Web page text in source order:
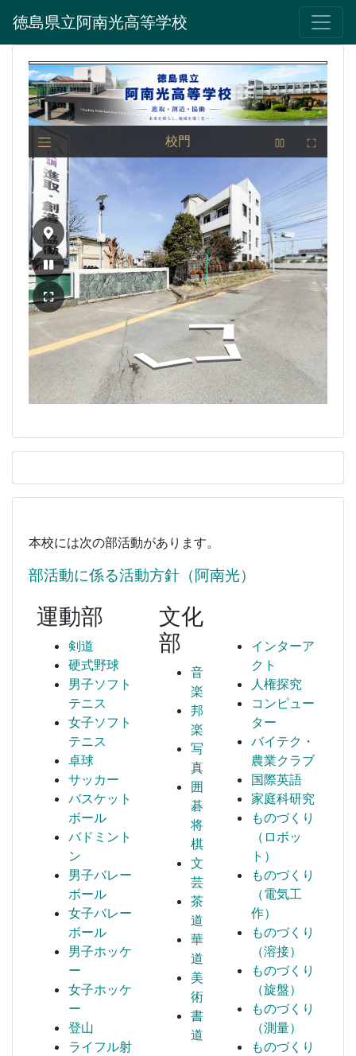
徳島県立阿南光高等学校
本校には次の部活動があります。
部活動に係る活動方針（阿南光）
運動部
剣道
硬式野球
男子ソフト
テニス
女子ソフト
テニス
卓球
サッカー
バスケット
ボール
バドミント
ン
男子バレー
ボール
女子バレー
ボール
男子ホッケ
ー
女子ホッケ
ー
登山
ライフル射
文化
部
音
楽
邦
楽
写
真
囲
碁
将
棋
文
芸
茶
道
華
道
美
術
書
道
インターア
クト
人権探究
コンピュー
ター
バイテク・
農業クラブ
国際英語
家庭科研究
ものづくり
（ロボッ
ト）
ものづくり
（電気工
作）
ものづくり
（溶接）
ものづくり
（旋盤）
ものづくり
（測量）
ものづくり